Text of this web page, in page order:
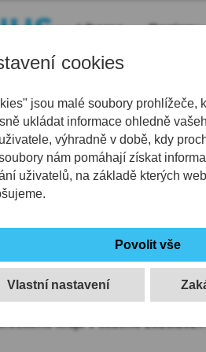
cookies
jsou malé soubory prohlížeče,
ukládat informace ohledně
výhradně v době, kdy
nám pomáhají získat
uživatelů, na základě kterých
Vlastní nastavení
Liberec Regiony
nahoru:
divadla
Libereckého kraje schválilo
programu na podporu
dospělých z celého regionu si
na nastudování nových
kraje v sezóně 2026/2027.